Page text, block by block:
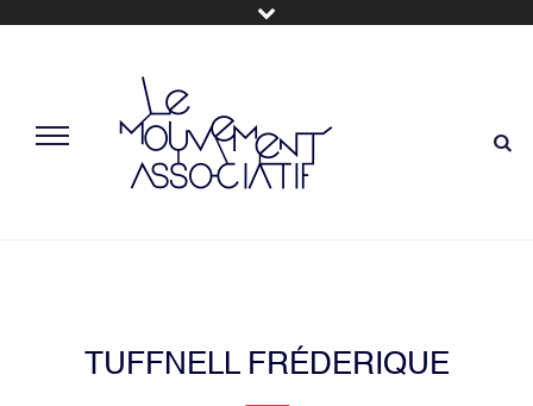
TUFFNELL FRÉDERIQUE